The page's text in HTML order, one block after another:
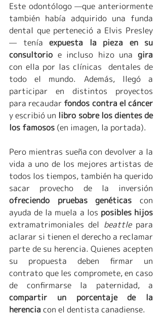
Este odontólogo —que anteriormente
también había adquirido una funda
dental que perteneció a Elvis Presley
— tenía expuesta la pieza en su
consultorio e incluso hizo una
con ella por las clínicas  dentales de
todo el mundo. Además, llegó a
participar en distintos proyectos
para recaudar fondos contra el cáncer
y escribió un libro sobre los dientes de
los famosos (en imagen, la portada).
Pero mientras sueña con devolver a la
vida a uno de los mejores artistas de
todos los tiempos, también ha querido
ofreciendo pruebas genéticas con
ayuda de la muela a los
extramatrimoniales del beattle para
aclarar si tienen el derecho a reclamar
parte de su herencia. Quienes acepten
su propuesta deben firmar un
contrato que les compromete, en caso
compartir un porcentaje de la
herencia con el dentista canadiense.